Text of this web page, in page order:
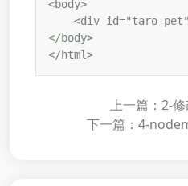
<body>
<div id="taro-
</body>
</html>
上一篇：2-
下一篇：4-